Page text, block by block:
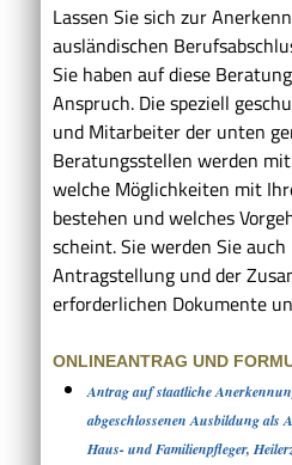
Lassen Sie sich zur
ausländischen
Sie haben auf diese
Anspruch. Die speziell
und Mitarbeiter der unten
Beratungsstellen werden
welche Möglichkeiten mit
bestehen und welches
scheint. Sie werden Sie
Antragstellung und der
erforderlichen Dokumente
ONLINEANTRAG UND
Antrag auf staatliche
abgeschlossenen Ausbildung als
Haus- und Familienpfleger,